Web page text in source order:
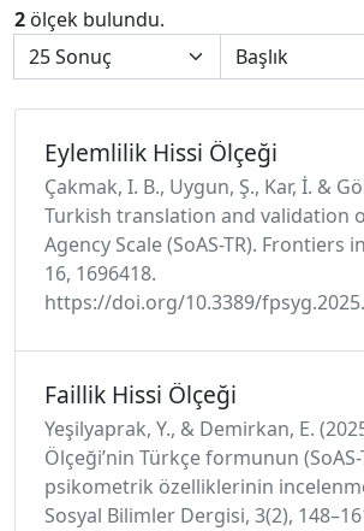
2 ölçek bulundu.
Eylemlilik Hissi Ölçeği
Çakmak, I. B., Uygun, Ş., Kar, İ. &
Turkish translation and validation
Agency Scale (SoAS-TR). Frontiers
16, 1696418.
https://doi.org/10.3389/
Faillik Hissi Ölçeği
Yeşilyaprak, Y., & Demirkan, E.
Ölçeği’nin Türkçe formunun (SoAS-
psikometrik özelliklerinin
Sosyal Bilimler Dergisi, 3(2),